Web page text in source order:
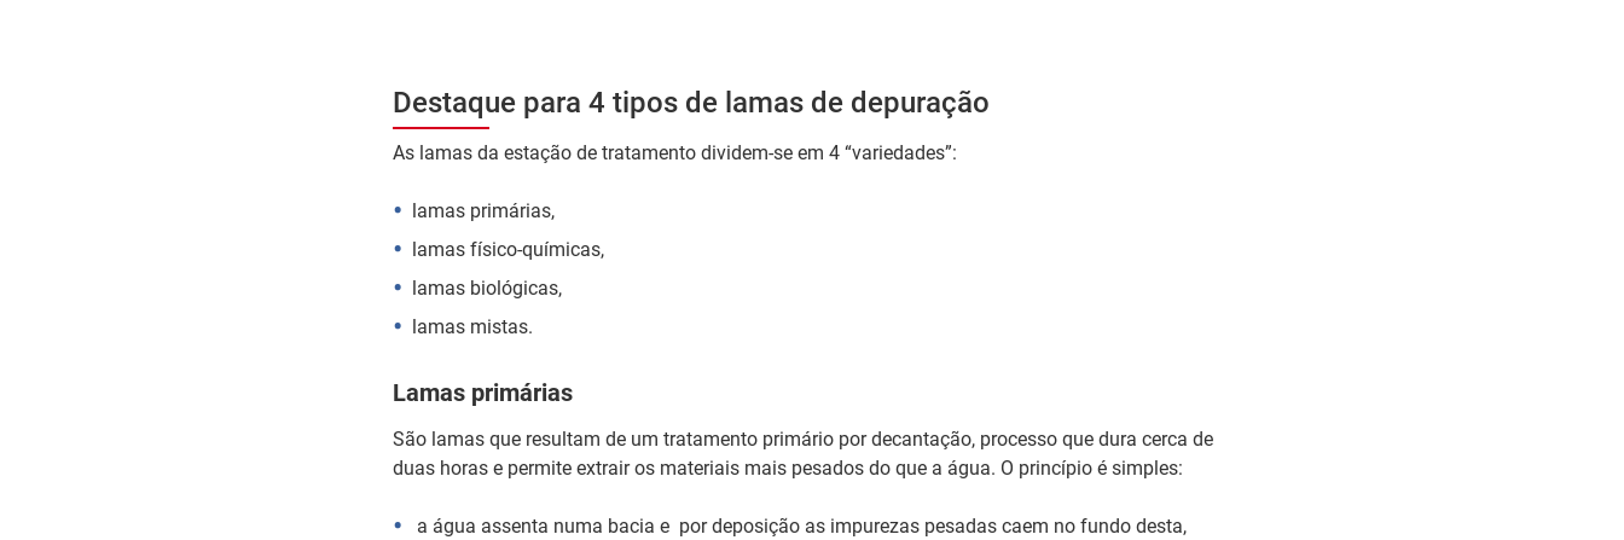
Destaque para 4 tipos de lamas de depuração
As lamas da estação de tratamento dividem-se em 4 “variedades”:
lamas primárias,
lamas físico-químicas,
lamas biológicas,
lamas mistas.
Lamas primárias
São lamas que resultam de um tratamento primário por decantação, processo que dura cerca de
duas horas e permite extrair os materiais mais pesados do que a água. O princípio é simples:
a água assenta numa bacia e por deposição as impurezas pesadas caem no fundo desta,